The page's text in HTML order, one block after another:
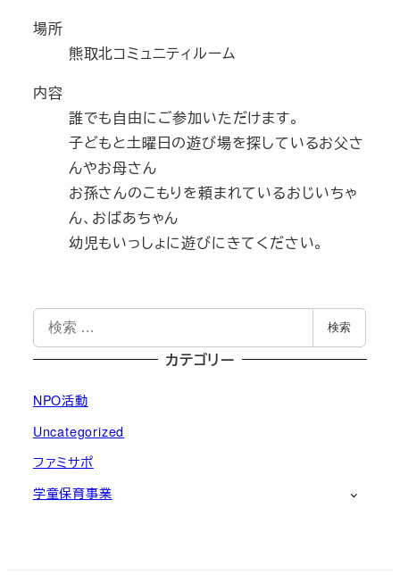
場所
熊取北コミュニティルーム
内容
誰でも自由にご参加いただけます。
子どもと土曜日の遊び場を探しているお父さ
んやお母さん
お孫さんのこもりを頼まれているおじいちゃ
ん、おばあちゃん
幼児もいっしょに遊びにきてください。
検
索
検索
カテゴリー
NPO活動
Uncategorized
ファミサポ
学童保育事業